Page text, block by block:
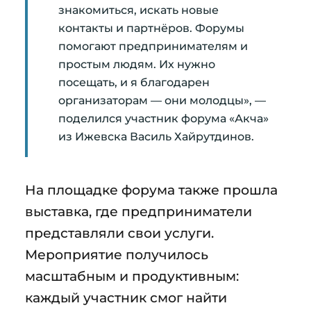
знакомиться, искать новые
контакты и партнёров. Форумы
помогают предпринимателям и
простым людям. Их нужно
посещать, и я благодарен
организаторам — они молодцы», —
поделился участник форума «Акча»
из Ижевска Василь Хайрутдинов.
На площадке форума также прошла
выставка, где предприниматели
представляли свои услуги.
Мероприятие получилось
масштабным и продуктивным:
каждый участник смог найти